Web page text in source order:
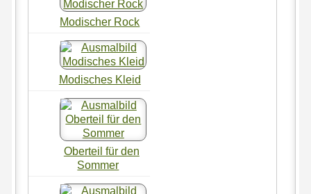
Modischer Rock
Modisches Kleid
Oberteil für den
Sommer